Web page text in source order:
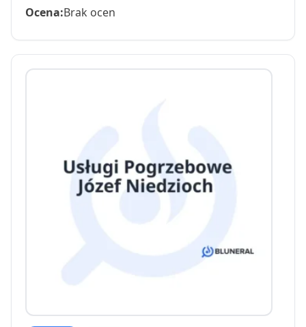
Ocena:Brak ocen